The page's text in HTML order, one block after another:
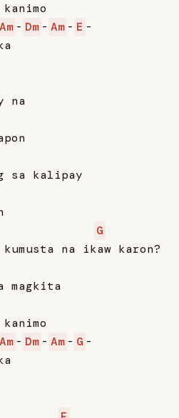
Am - Dm - Am - E -
na
sa kalipay
G
na ikaw karon?
magkita
Am - Dm - Am - G -